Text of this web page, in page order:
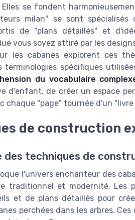
se fondent
milan" se sont
de "plans détaillés" et
vous soyez attiré par les
les cabanes explorent ces
terminologies spécifiques
du vocabulaire
d'enfant, de créer un espace
chaque "page" tournée d'un "livre
de construction
des techniques de
l'univers enchanteur des
traditionnel et modernité. Les
et de plans détaillés pour
perchées dans les arbres.